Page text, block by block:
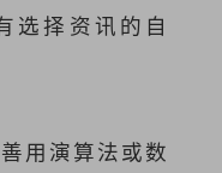
选择资讯的自
用演算法或数